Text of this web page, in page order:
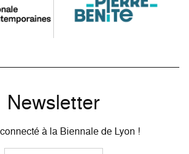
Newsletter
à la Biennale de Lyon !